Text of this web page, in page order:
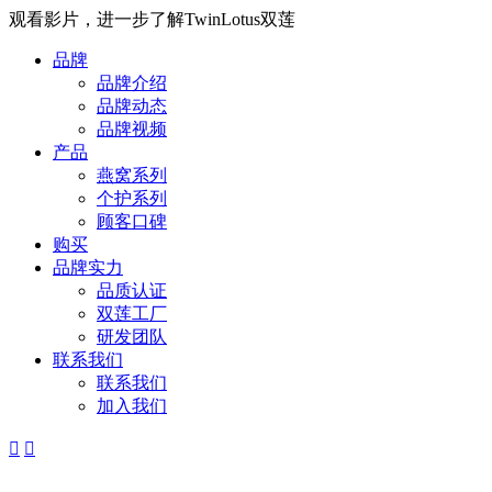
观看影片，进一步了解TwinLotus双莲
品牌
品牌介绍
品牌动态
品牌视频
产品
燕窝系列
个护系列
顾客口碑
购买
品牌实力
品质认证
双莲工厂
研发团队
联系我们
联系我们
加入我们
 